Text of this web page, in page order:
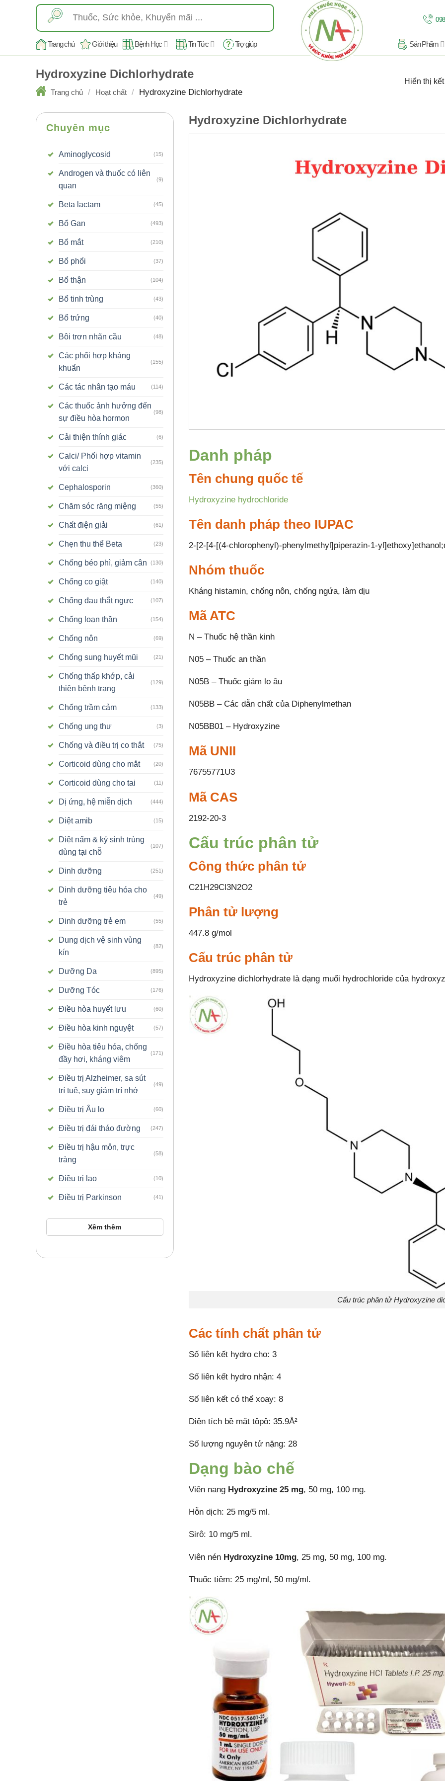
kiếm:
Trang chủ Giới thiệu Bệnh Học Tin Tức Trợ giúp Sản Phẩm
Hydroxyzine Dichlorhydrate
Trang chủ / Hoạt chất / Hydroxyzine Dichlorhydrate
Hiển thị
Chuyên mục
Aminoglycosid (15)
Androgen và thuốc có liên
quan
(9)
Beta lactam (45)
Bổ Gan (493)
Bổ mắt (210)
Bổ phổi (37)
Bổ thận (104)
Bổ tinh trùng (43)
Bổ trứng (40)
Bôi trơn nhãn cầu (48)
Các phối hợp kháng
khuẩn
(155)
Các tác nhân tạo máu (114)
Các thuốc ảnh hưởng đến
sự điều hòa hormon
(98)
Cải thiện thính giác (6)
Calci/ Phối hợp vitamin
với calci
(235)
Cephalosporin (360)
Chăm sóc răng miệng (55)
Chất điện giải (61)
Chẹn thu thể Beta (23)
Chống béo phì, giảm cân (130)
Chống co giật (140)
Chống đau thắt ngực (107)
Chống loạn thần (154)
Chống nôn (69)
Chống sung huyết mũi (21)
Chống thấp khớp, cải
thiện bệnh trạng
(129)
Chống trầm cảm (133)
Chống ung thư (3)
Chống và điều trị co thắt (75)
Corticoid dùng cho mắt (20)
Corticoid dùng cho tai (11)
Dị ứng, hệ miễn dịch (444)
Diệt amib (15)
Diệt nấm & ký sinh trùng
dùng tại chỗ
(107)
Dinh dưỡng (251)
Dinh dưỡng tiêu hóa cho
trẻ
(49)
Dinh dưỡng trẻ em (55)
Dung dịch vệ sinh vùng
kín
(82)
Dưỡng Da (895)
Dưỡng Tóc (176)
Điều hòa huyết lưu (60)
Điều hòa kinh nguyệt (57)
Điều hòa tiêu hóa, chống
đầy hơi, kháng viêm
(171)
Điều trị Alzheimer, sa sút
trí tuệ, suy giảm trí nhớ
(49)
Điều trị Âu lo (60)
Điều trị đái tháo đường (247)
Điều trị hậu môn, trực
tràng
(58)
Điều trị lao (10)
Điều trị Parkinson (41)
Xêm thêm
Hydroxyzine Dichlorhydrate
Danh pháp
Tên chung quốc tế
Hydroxyzine hydrochloride
Tên danh pháp theo IUPAC
2-[2-[4-[(4-chlorophenyl)-phenylmethyl]piperazin-1-
Nhóm thuốc
Kháng histamin, chống nôn, chống ngứa, làm dịu
Mã ATC
N – Thuốc hệ thần kinh
N05 – Thuốc an thần
N05B – Thuốc giảm lo âu
N05BB – Các dẫn chất của Diphenylmethan
N05BB01 – Hydroxyzine
Mã UNII
76755771U3
Mã CAS
2192-20-3
Cấu trúc phân tử
Công thức phân tử
C21H29Cl3N2O2
Phân tử lượng
447.8 g/mol
Cấu trúc phân tử
Hydroxyzine dichlorhydrate là dạng muối hydrochloride của
Cấu trúc phân tử Hydroxyzine
Các tính chất phân tử
Số liên kết hydro cho: 3
Số liên kết hydro nhận: 4
Số liên kết có thể xoay: 8
Diện tích bề mặt tôpô: 35.9Å²
Số lượng nguyên tử nặng: 28
Dạng bào chế
Viên nang Hydroxyzine 25 mg, 50 mg, 100 mg.
Hỗn dịch: 25 mg/5 ml.
Sirô: 10 mg/5 ml.
Viên nén Hydroxyzine 10mg, 25 mg, 50 mg, 100 mg.
Thuốc tiêm: 25 mg/ml, 50 mg/ml.